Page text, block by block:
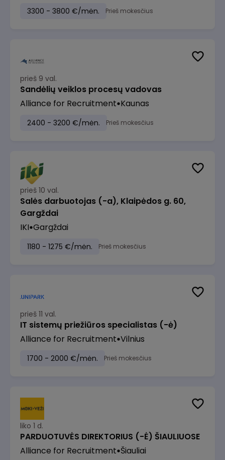
3300 - 3800 €/mėn. Prieš mokesčius
prieš 9 val.
Sandėlių veiklos procesų vadovas
Alliance for Recruitment Kaunas
2400 - 3200 €/mėn. Prieš mokesčius
prieš 10 val.
Salės darbuotojas (-a), Klaipėdos g. 60,
Gargždai
IKI Gargždai
1180 - 1275 €/mėn. Prieš mokesčius
prieš 11 val.
IT sistemų priežiūros specialistas (-ė)
Alliance for Recruitment Vilnius
1700 - 2000 €/mėn. Prieš mokesčius
liko 1 d.
PARDUOTUVĖS DIREKTORIUS (-Ė) ŠIAULIUOSE
Alliance for Recruitment Šiauliai